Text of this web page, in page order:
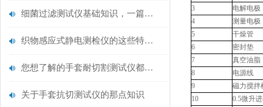
细菌过滤测试仪基础知识，一篇搞定
织物感应式静电测检仪的这些特点很少有人都知道
您想了解的手套耐切割测试仪都在这里了
关于手套抗切测试仪的那点知识
3
电解电极
4
测量电极
5
干燥管
6
密封垫
7
真空油脂
8
电源线
9
磁力搅拌
10
0.5微升